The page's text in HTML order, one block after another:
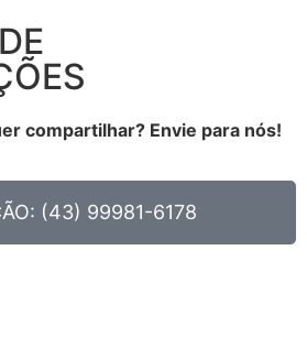
compartilhar? Envie para nós!
(43) 99981-6178